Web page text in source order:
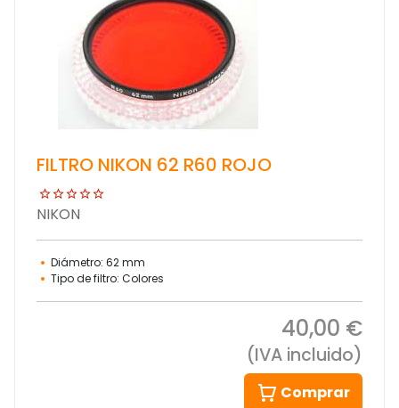
FILTRO NIKON 62 R60 ROJO
NIKON
Diámetro: 62 mm
Tipo de filtro: Colores
40,00 €
(IVA incluido)
Comprar